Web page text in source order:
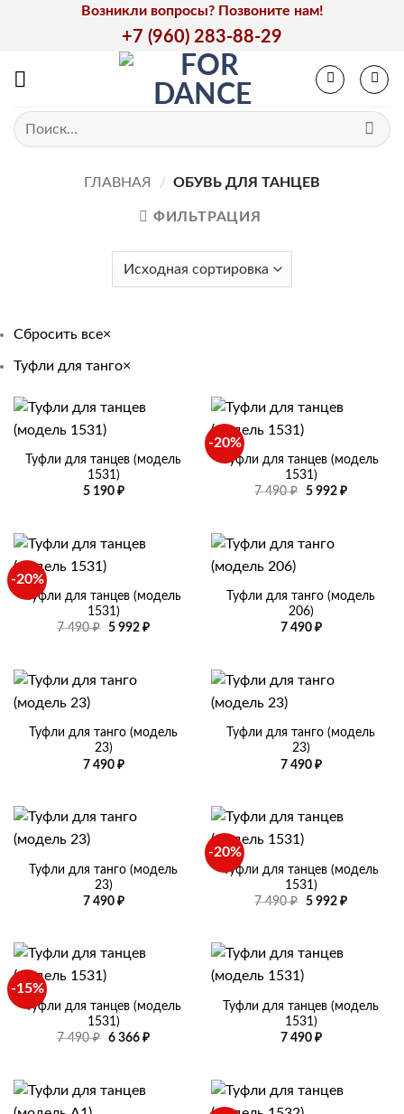
Возникли вопросы? Позвоните нам!
+7 (960) 283-88-29
Искать:
ГЛАВНАЯ / ОБУВЬ ДЛЯ ТАНЦЕВ
ФИЛЬТРАЦИЯ
Сбросить все×
Туфли для танго×
Туфли для танцев (модель
1531)
5 190 ₽
-20%
Туфли для танцев (модель
1531)
7 490₽
Первоначальная
5 992 ₽Текущая
-20%
Туфли для танцев (модель
1531)
7 490₽
Первоначальная
5 992 ₽Текущая
Туфли для танго (модель
206)
7 490 ₽
Туфли для танго (модель
23)
7 490 ₽
Туфли для танго (модель
23)
7 490 ₽
Туфли для танго (модель
23)
7 490 ₽
-20%
Туфли для танцев (модель
1531)
7 490₽
Первоначальная
490 ₽.
5 992 ₽Текущая
-15%
Туфли для танцев (модель
1531)
7 490₽
Первоначальная
6 366 ₽Текущая
Туфли для танцев (модель
1531)
7 490 ₽